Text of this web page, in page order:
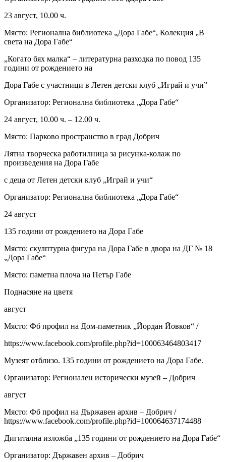
23 август, 10.00 ч.
Място: Регионална библиотека „Дора Габе“, Колекция „В
света на Дора Габе“
„Когато бях малка“ – литературна разходка по повод 135
години от рождението на
Дора Габе с участници в Летен детски клуб „Играй и учи”
Организатор: Регионална библиотека „Дора Габе“
24 август, 10.00 ч. – 12.00 ч.
Място: Парково пространство в град Добрич
Лятна творческа работилница за рисунка-колаж по
произведения на Дора Габе
с деца от Летен детски клуб „Играй и учи“
Организатор: Регионална библиотека „Дора Габе“
24 август
135 години от рождението на Дора Габе
Място: скулптурна фигура на Дора Габе в двора на ДГ № 18
„Дора Габе“
Място: паметна плоча на Петър Габе
Поднасяне на цветя
август
Място: Фб профил на Дом-паметник „Йордан Йовков“ /
https://www.facebook.com/profile.php?id=100063464803417
Музеят отблизо. 135 години от рождението на Дора Габе.
Организатор: Регионален исторически музей – Добрич
август
Място: Фб профил на Държавен архив – Добрич /
https://www.facebook.com/profile.php?id=100064637174488
Дигитална изложба „135 години от рождението на Дора Габе“
Организатор: Държавен архив – Добрич